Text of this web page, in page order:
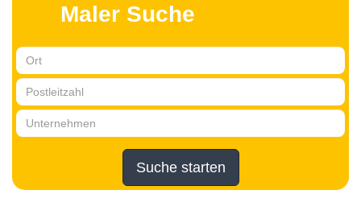
Maler Suche
Suche starten